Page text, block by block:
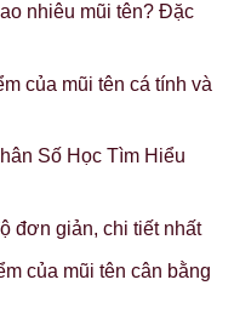
nhiêu mũi tên? Đặc
của mũi tên cá tính và
Số Học Tìm Hiểu
đơn giản, chi tiết nhất
của mũi tên cân bằng